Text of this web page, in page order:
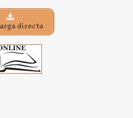
directa